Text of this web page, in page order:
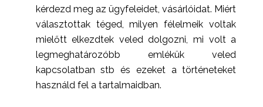
kérdezd meg az ügyfeleidet, vásárlóidat. Miért
választottak téged, milyen félelmeik voltak
mielőtt elkezdtek veled dolgozni, mi volt a
legmeghatározóbb emlékük veled
kapcsolatban stb és ezeket a történeteket
használd fel a tartalmaidban.